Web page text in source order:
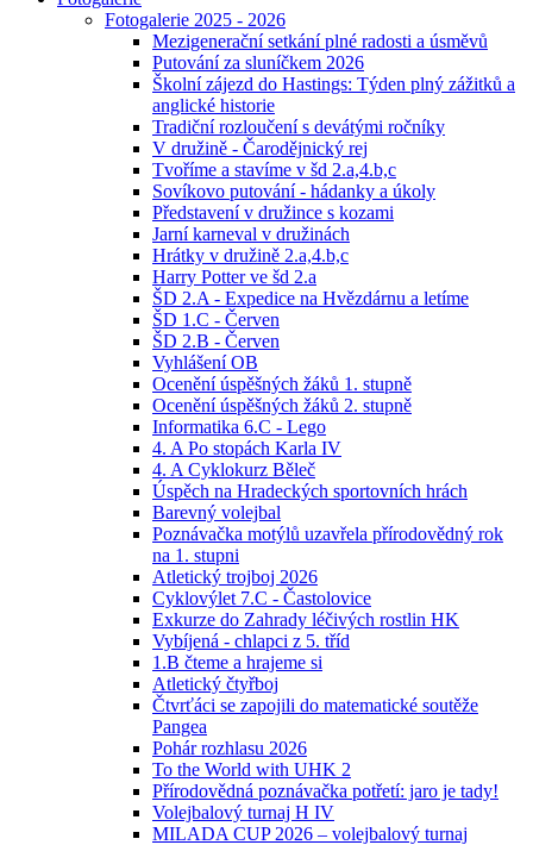
Fotogalerie 2025 - 2026
Mezigenerační setkání plné radosti a úsměvů
Putování za sluníčkem 2026
Školní zájezd do Hastings: Týden plný zážitků a
anglické historie
Tradiční rozloučení s devátými ročníky
V družině - Čarodějnický rej
Tvoříme a stavíme v šd 2.a,4.b,c
Sovíkovo putování - hádanky a úkoly
Představení v družince s kozami
Jarní karneval v družinách
Hrátky v družině 2.a,4.b,c
Harry Potter ve šd 2.a
ŠD 2.A - Expedice na Hvězdárnu a letíme
ŠD 1.C - Červen
ŠD 2.B - Červen
Vyhlášení OB
Ocenění úspěšných žáků 1. stupně
Ocenění úspěšných žáků 2. stupně
Informatika 6.C - Lego
4. A Po stopách Karla IV
4. A Cyklokurz Běleč
Úspěch na Hradeckých sportovních hrách
Barevný volejbal
Poznávačka motýlů uzavřela přírodovědný rok
na 1. stupni
Atletický trojboj 2026
Cyklovýlet 7.C - Častolovice
Exkurze do Zahrady léčivých rostlin HK
Vybíjená - chlapci z 5. tříd
1.B čteme a hrajeme si
Atletický čtyřboj
Čtvrťáci se zapojili do matematické soutěže
Pangea
Pohár rozhlasu 2026
To the World with UHK 2
Přírodovědná poznávačka potřetí: jaro je tady!
Volejbalový turnaj H IV
MILADA CUP 2026 – volejbalový turnaj